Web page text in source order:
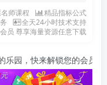
师课程
精品指标公式
全天24小时技术支持
员 尊享海量资源任意下载
解锁您的会员特权！！